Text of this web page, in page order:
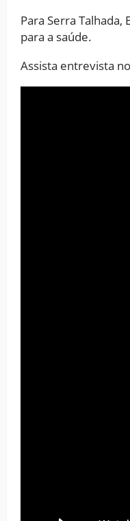
Para Serra
para a saúde.
Assista entrevista